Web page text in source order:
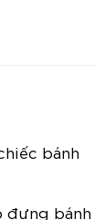
bánh
đựng bánh